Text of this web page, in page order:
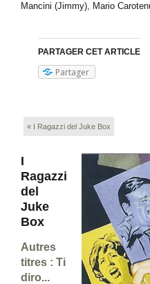
Mancini (Jimmy), Mario
PARTAGER CET ARTICLE
Partager
« I Ragazzi del Juke Box
I
Ragazzi
del
Juke
Box
Autres
titres : Ti
diro...